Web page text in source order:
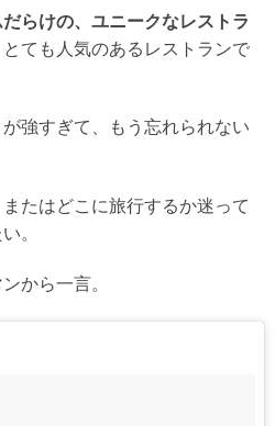
らけの、ユニークなレストラ
ても人気のあるレストランで
強すぎて、もう忘れられない
たはどこに旅行するか迷って
。
から一言。